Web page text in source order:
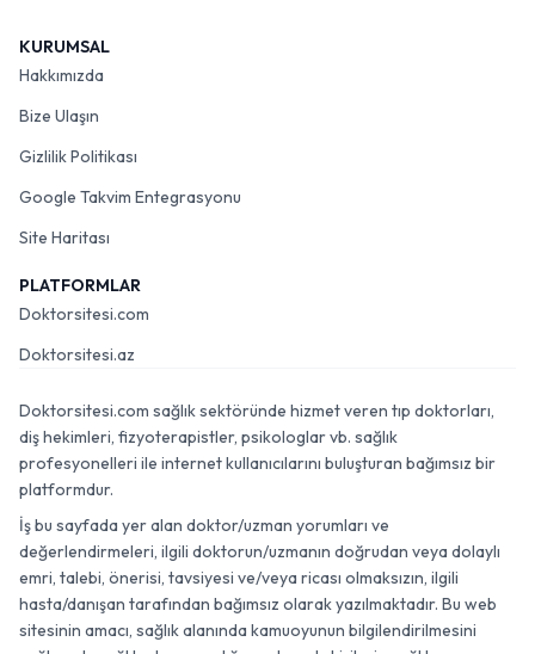
KURUMSAL
Hakkımızda
Bize Ulaşın
Gizlilik Politikası
Google Takvim Entegrasyonu
Site Haritası
PLATFORMLAR
Doktorsitesi.com
Doktorsitesi.az
Doktorsitesi.com sağlık sektöründe hizmet veren tıp doktorları,
diş hekimleri, fizyoterapistler, psikologlar vb. sağlık
profesyonelleri ile internet kullanıcılarını buluşturan bağımsız bir
platformdur.
İş bu sayfada yer alan doktor/uzman yorumları ve
değerlendirmeleri, ilgili doktorun/uzmanın doğrudan veya dolaylı
emri, talebi, önerisi, tavsiyesi ve/veya ricası olmaksızın, ilgili
hasta/danışan tarafından bağımsız olarak yazılmaktadır. Bu web
sitesinin amacı, sağlık alanında kamuoyunun bilgilendirilmesini